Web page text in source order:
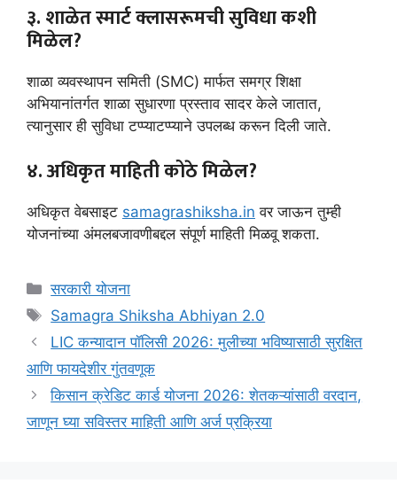
३. शाळेत स्मार्ट क्लासरूमची सुविधा कशी
मिळेल?
शाळा व्यवस्थापन समिती (SMC) मार्फत समग्र शिक्षा
अभियानांतर्गत शाळा सुधारणा प्रस्ताव सादर केले जातात,
त्यानुसार ही सुविधा टप्प्याटप्प्याने उपलब्ध करून दिली जाते.
४. अधिकृत माहिती कोठे मिळेल?
अधिकृत वेबसाइट samagrashiksha.in वर जाऊन तुम्ही
योजनांच्या अंमलबजावणीबद्दल संपूर्ण माहिती मिळवू शकता.
Categories
सरकारी योजना
Tags
Samagra Shiksha Abhiyan 2.0
LIC कन्यादान पॉलिसी 2026: मुलीच्या भविष्यासाठी सुरक्षित
आणि फायदेशीर गुंतवणूक
किसान क्रेडिट कार्ड योजना 2026: शेतकऱ्यांसाठी वरदान,
जाणून घ्या सविस्तर माहिती आणि अर्ज प्रक्रिया